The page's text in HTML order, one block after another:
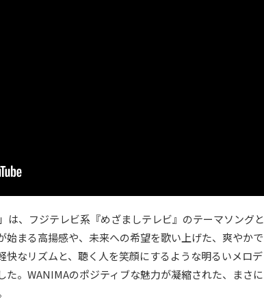
は、フジテレビ系『めざましテレビ』のテーマソングと
始まる高揚感や、未来への希望を歌い上げた、爽やかで
快なリズムと、聴く人を笑顔にするような明るいメロデ
た。WANIMAのポジティブな魅力が凝縮された、まさに